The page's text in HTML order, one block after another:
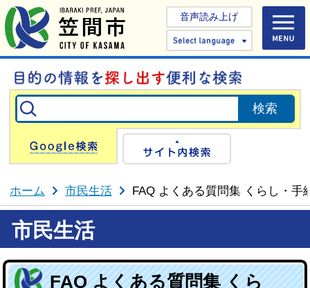
音声読み上げ
Select
Google検索
ホーム 市民生活 FAQ よくある質問集 くらし・手
市民生活
FAQ よくある質問集 くら